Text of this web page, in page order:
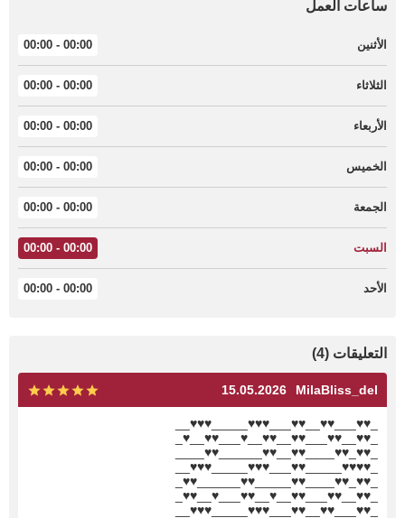
ساعات العمل
الأثنين 00:00 - 00:00
الثلاثاء 00:00 - 00:00
الأربعاء 00:00 - 00:00
الخميس 00:00 - 00:00
الجمعة 00:00 - 00:00
السبت 00:00 - 00:00
الأحد 00:00 - 00:00
التعليقات (4)
MilaBliss_del
15.05.2026
_♥♥___♥♥__♥♥___♥♥♥_____♥♥♥__
_♥♥__♥♥___♥♥__♥♥__♥___♥♥__♥_
_♥♥_♥♥____♥♥__♥♥______♥♥____
_♥♥♥♥_____♥♥___♥♥♥_____♥♥♥__
_♥♥_♥♥____♥♥_____♥♥______♥♥_
_♥♥__♥♥___♥♥__♥__♥♥___♥__♥♥_
_♥♥___♥♥__♥♥___♥♥♥_____♥♥♥__